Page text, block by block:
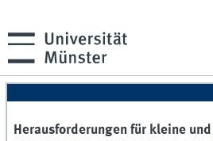
Herausforderungen für kleine